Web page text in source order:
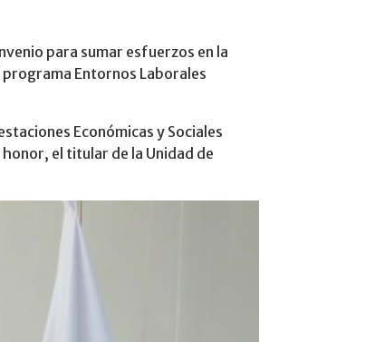
para sumar esfuerzos en la
Entornos Laborales
Económicas y Sociales
el titular de la Unidad de